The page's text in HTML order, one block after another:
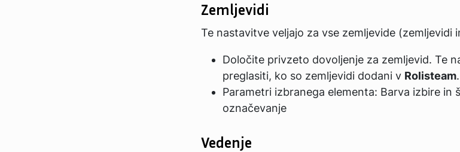
Zemljevidi
Te nastavitve veljajo za vse zemljevide (zemljevidi
Določite privzeto dovoljenje za zemljevid. Te
preglasiti, ko so zemljevidi dodani v Rolisteam.
Parametri izbranega elementa: Barva izbire in
označevanje
Vedenje